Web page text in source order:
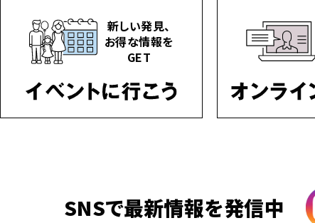
新しい発見、
お得な情報を
GET
SNSで最新情報を発信中